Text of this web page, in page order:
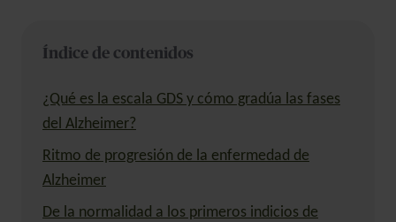
Índice de contenidos
¿Qué es la escala GDS y cómo gradúa las fases
del Alzheimer?
Ritmo de progresión de la enfermedad de
Alzheimer
De la normalidad a los primeros indicios de